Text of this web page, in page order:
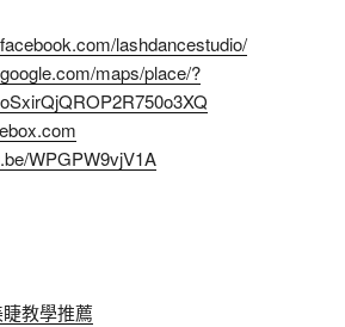
lashdancestudio/
maps/place/?
WPGPW9vjV1A
教學推薦